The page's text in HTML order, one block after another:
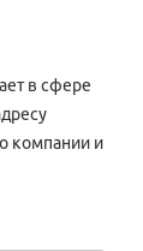
в сфере
компании и